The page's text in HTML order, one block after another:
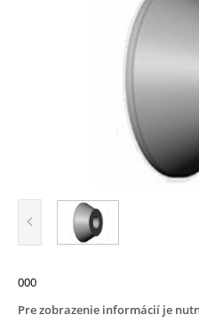
000
Pre zobrazenie informácií je